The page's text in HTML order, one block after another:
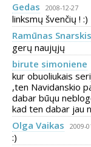
Gedas
2008-12-27
linksmų švenčių ! :)
Ramūnas Snarskis
gerų naujųjų
birute simoniene
kur obuoliukais
,ten Navidanskio
dabar būųu
kad ten dabar jau
Olga Vaikas
2009-
:)